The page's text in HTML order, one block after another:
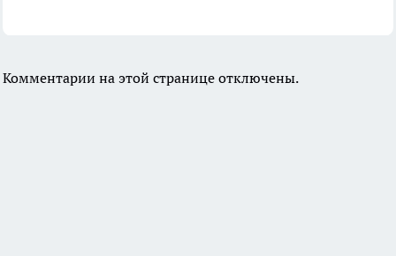
Комментарии на этой странице отключены.